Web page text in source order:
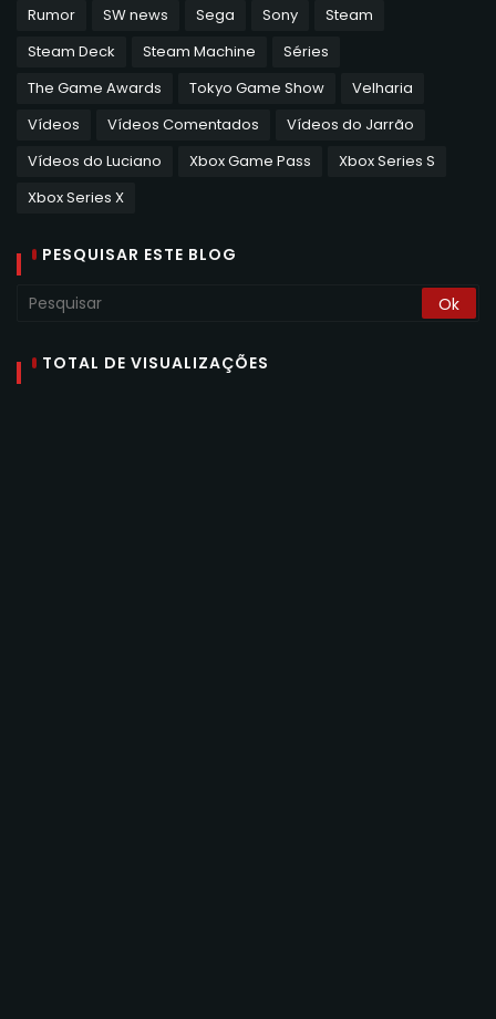
Rumor
SW news Sega Sony
Steam
Steam Deck
Steam Machine
Séries
The Game Awards
Tokyo Game Show
Velharia
Vídeos
Vídeos Comentados
Vídeos do Jarrão
Vídeos do Luciano
Xbox Game Pass
Xbox Series S
Xbox Series X
PESQUISAR ESTE BLOG
TOTAL DE VISUALIZAÇÕES